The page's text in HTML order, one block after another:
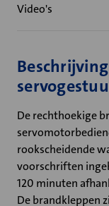
Video's
De rechthoekige
rookscheidende
voorschriften
120 minuten
De brandkleppen